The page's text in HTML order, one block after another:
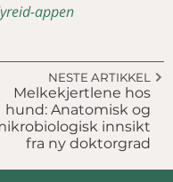
appen
NESTE ARTIKKEL
Melkekjertlene hos
hund: Anatomisk og
innsikt
fra ny doktorgrad